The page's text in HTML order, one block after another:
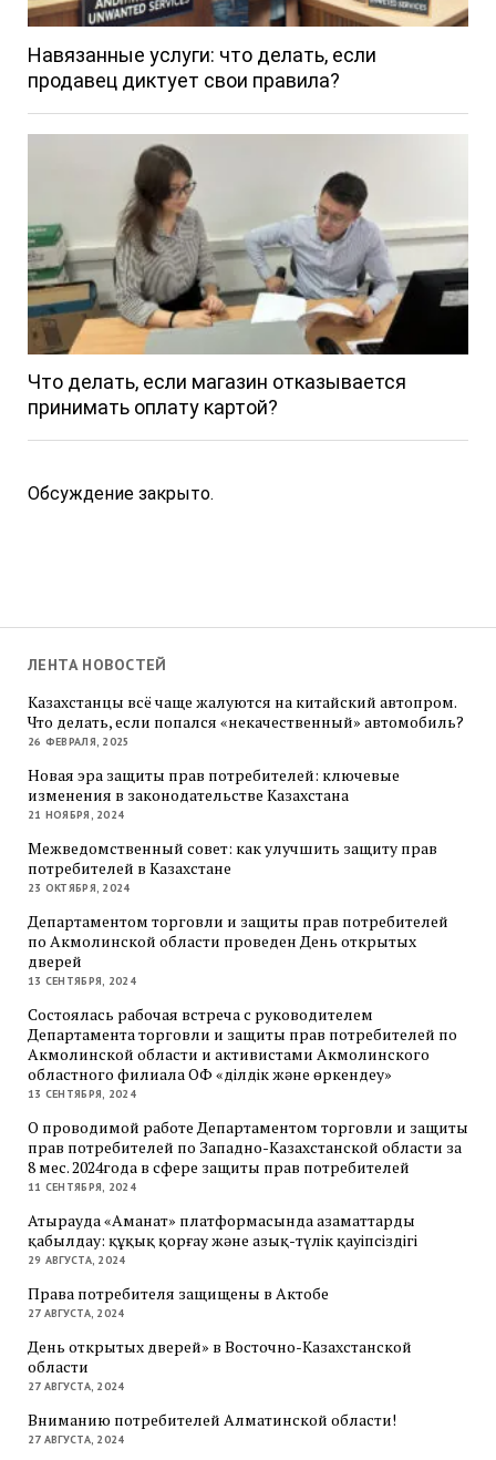
Навязанные услуги: что делать, если
продавец диктует свои правила?
Что делать, если магазин отказывается
принимать оплату картой?
Обсуждение закрыто.
ЛЕНТА НОВОСТЕЙ
Казахстанцы всё чаще жалуются на китайский автопром.
Что делать, если попался «некачественный» автомобиль?
26 ФЕВРАЛЯ, 2025
Новая эра защиты прав потребителей: ключевые
изменения в законодательстве Казахстана
21 НОЯБРЯ, 2024
Межведомственный совет: как улучшить защиту прав
потребителей в Казахстане
23 ОКТЯБРЯ, 2024
Департаментом торговли и защиты прав потребителей
по Акмолинской области проведен День открытых
дверей
13 СЕНТЯБРЯ, 2024
Состоялась рабочая встреча с руководителем
Департамента торговли и защиты прав потребителей по
Акмолинской области и активистами Акмолинского
областного филиала ОФ «Әділдік және өркендеу»
13 СЕНТЯБРЯ, 2024
О проводимой работе Департаментом торговли и защиты
прав потребителей по Западно-Казахстанской области за
8 мес. 2024года в сфере защиты прав потребителей
11 СЕНТЯБРЯ, 2024
Атырауда «Аманат» платформасында азаматтарды
қабылдау: құқық қорғау және азық-түлік қауіпсіздігі
29 АВГУСТА, 2024
Права потребителя защищены в Актобе
27 АВГУСТА, 2024
День открытых дверей» в Восточно-Казахстанской
области
27 АВГУСТА, 2024
Вниманию потребителей Алматинской области!
27 АВГУСТА, 2024